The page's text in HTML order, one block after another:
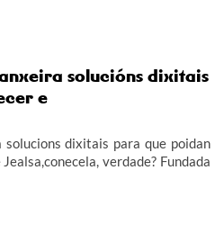
solucións dixitais
e
solucions dixitais para que poidan
verdade? Fundada